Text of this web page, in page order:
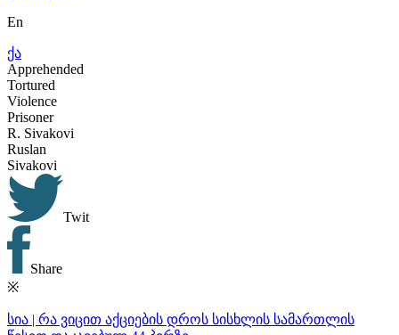
En
ქა
Apprehended
Tortured
Violence
Prisoner
R. Sivakovi
Ruslan
Sivakovi
Twit
Share
※
სია | რა ვიცით აქციების დროს სისხლის სამართლის